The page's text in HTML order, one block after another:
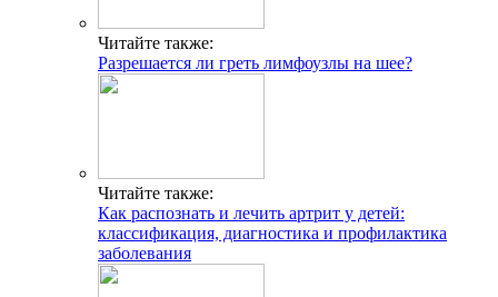
Читайте также:
Разрешается ли греть лимфоузлы на шее?
Читайте также:
Как распознать и лечить артрит у детей:
классификация, диагностика и профилактика
заболевания